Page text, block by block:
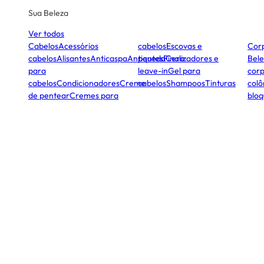
Sua Beleza
Ver todos
CabelosAcessórios
cabelosAlisantesAnticaspaAntiquedaCera
para
cabelosCondicionadoresCreme
de pentearCremes para
cabelosEscovas e
pentesFinalizadores e
leave-inGel para
cabelosShampoosTinturas